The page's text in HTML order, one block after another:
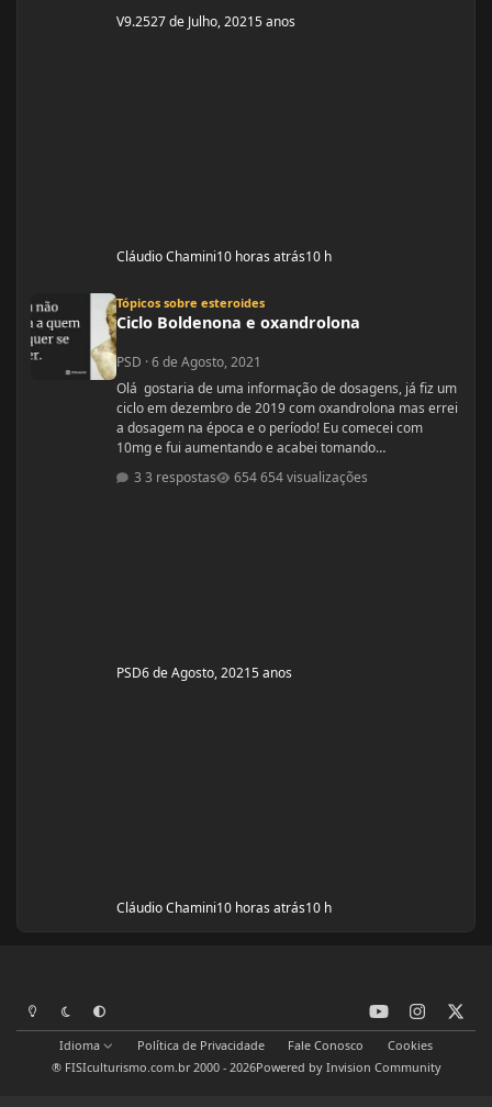
V9.2527 de Julho, 20215 anos
Cláudio Chamini10 horas atrás10 h
Tópicos sobre esteroides
Ciclo Boldenona e oxandrolona
PSD ·6 de Agosto, 2021
Olá gostaria de uma informação de dosagens, já fiz um
ciclo em dezembro de 2019 com oxandrolona mas errei
a dosagem na época e o período! Eu comecei com
10mg e fui aumentando e acabei tomando
60mg porque entendi errado foram 4 semanas tive
ganhos de 5 quilos. Eu já treinava na época a 4 anos já
3 respostas 654 visualizações
PSD6 de Agosto, 20215 anos
Cláudio Chamini10 horas atrás10 h
Modo ClaroModo EscuroPreferência do Sistema
o
u
n
s
Idioma Política de Privacidade Fale Conosco
Cookies
® FISIculturismo.com.br 2000 - 2026Powered by Invision Community